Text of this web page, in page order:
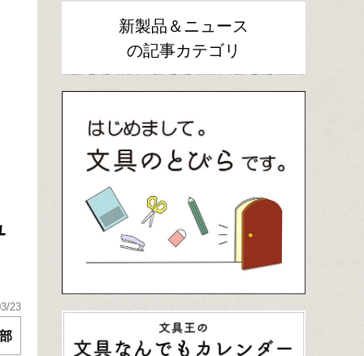
23
新製品＆ニュース
の記事カテゴリ